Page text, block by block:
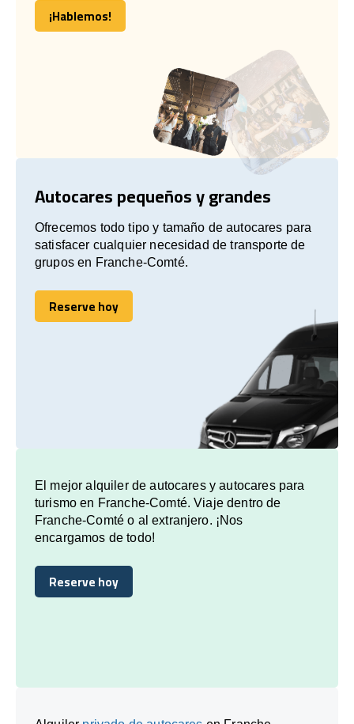
¡Hablemos!
¡Hablemos!
Autocares pequeños y grandes
Ofrecemos todo tipo y tamaño de autocares para
satisfacer cualquier necesidad de transporte de
grupos en Franche-Comté.
Reserve hoy
Reserve hoy
El mejor alquiler de autocares y autocares para
turismo en Franche-Comté. Viaje dentro de
Franche-Comté o al extranjero. ¡Nos
encargamos de todo!
Reserve hoy
Reserve hoy